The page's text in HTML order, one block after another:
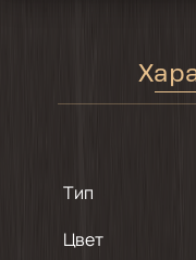
Тип
Цвет